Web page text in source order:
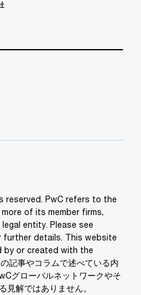
reserved. PwC refers to the
of its member firms,
entity. Please see
details. This website
by or created with the
記事やコラムで述べている内
グローバルネットワークやそ
見解ではありません。